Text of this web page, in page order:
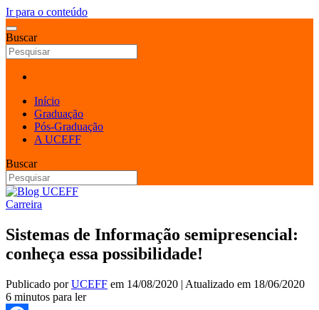
Ir para o conteúdo
Buscar
Início
Graduação
Pós-Graduação
A UCEFF
Buscar
Carreira
Sistemas de Informação semipresencial:
conheça essa possibilidade!
Publicado porUCEFF em 14/08/2020 | Atualizado em 18/06/2020
6 minutos para ler